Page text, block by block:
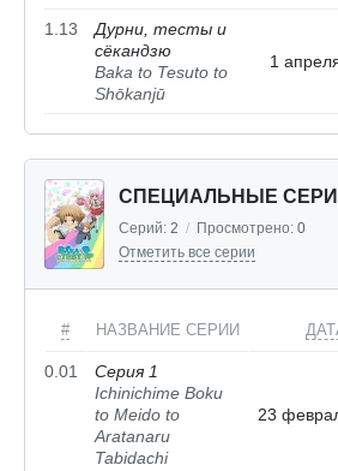
1.13
Дурни, тесты и
сёкандзю
Baka to Tesuto to
Shōkanjū
1
СПЕЦИАЛЬНЫЕ
Серий: 2 / Просмотрено: 0
Отметить все серии
# НАЗВАНИЕ СЕРИИ
0.01
Серия 1
Ichinichime Boku
to Meido to
Aratanaru
Tabidachi
23